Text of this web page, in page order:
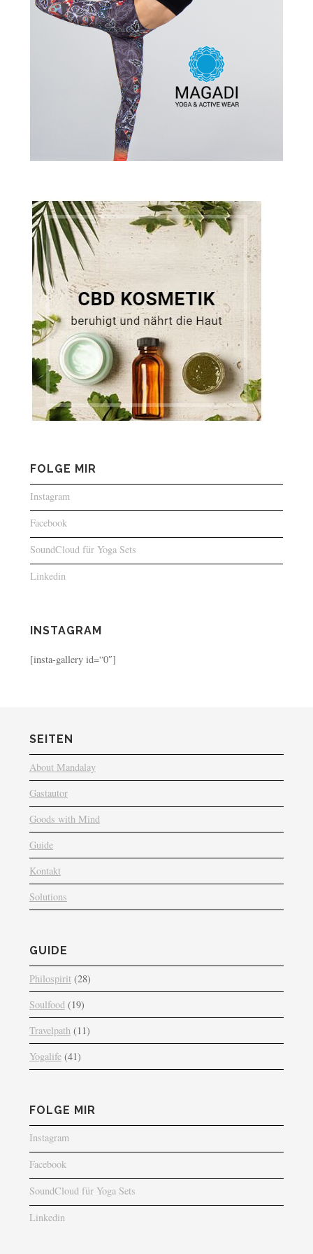
FOLGE MIR
Instagram
Facebook
SoundCloud für Yoga Sets
Linkedin
INSTAGRAM
[insta-gallery id=“0″]
SEITEN
About Mandalay
Gastautor
Goods with Mind
Guide
Kontakt
Solutions
GUIDE
Philospirit(28)
Soulfood(19)
Travelpath(11)
Yogalife(41)
FOLGE MIR
Instagram
Facebook
SoundCloud für Yoga Sets
Linkedin